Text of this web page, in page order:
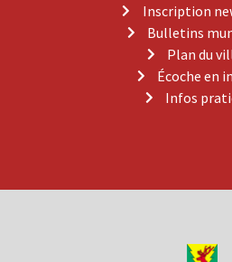
Inscription
Bulletins
Plan du
Écoche en
Infos